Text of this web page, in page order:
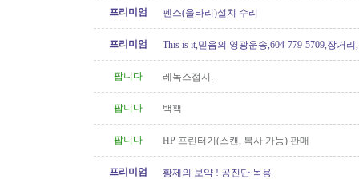
프리미엄 펜스(울타리)설치 수리
프리미엄 This is it,믿음의 영광운송,604-779-5709,장거리
팝니다 레녹스접시.
팝니다 백팩
팝니다 HP 프린터기(스캔, 복사 가능) 판매
프리미엄 황제의 보약 ! 공진단 녹용